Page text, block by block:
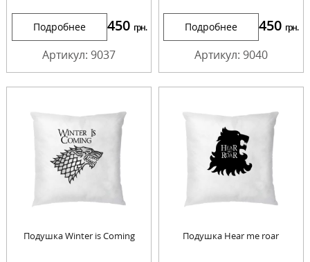
Подробнее 450 грн.
Артикул: 9037
Подробнее 450 грн.
Артикул: 9040
Подушка Winter is Coming Подушка Hear me roar